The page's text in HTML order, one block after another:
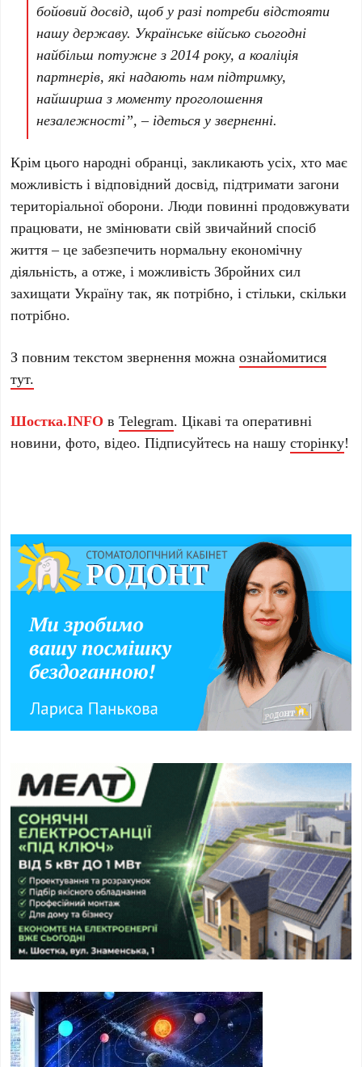
бойовий досвід, щоб у разі потреби відстояти
нашу державу. Українське військо сьогодні
найбільш потужне з 2014 року, а коаліція
партнерів, які надають нам підтримку,
найширша з моменту проголошення
незалежності”, – ідеться у зверненні.
Крім цього народні обранці, закликають усіх, хто має
можливість і відповідний досвід, підтримати загони
територіальної оборони. Люди повинні продовжувати
працювати, не змінювати свій звичайний спосіб
життя – це забезпечить нормальну економічну
діяльність, а отже, і можливість Збройних сил
захищати Україну так, як потрібно, і стільки, скільки
потрібно.
З повним текстом звернення можнаознайомитися
тут.
Шостка.INFO вTelegram. Цікаві та оперативні
новини, фото, відео. Підписуйтесь на нашусторінку!